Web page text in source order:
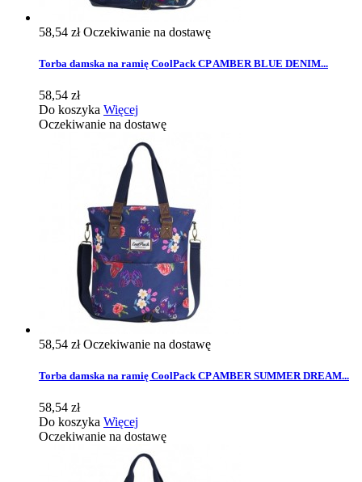
58,54 złOczekiwanie na dostawę
Torba damska na ramię CoolPack CP AMBER BLUE DENIM...
58,54 zł
Do koszyka Więcej
Oczekiwanie na dostawę
58,54 złOczekiwanie na dostawę
Torba damska na ramię CoolPack CP AMBER SUMMER DREAM...
58,54 zł
Do koszyka Więcej
Oczekiwanie na dostawę